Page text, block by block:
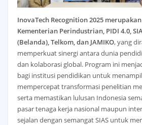
InovaTech Recognition 2025
Kementerian Perindustrian, PIDI 4.0,
(Belanda), Telkom, dan JAMIKO, yang
memperkuat sinergi antara dunia
dan kolaborasi global. Program ini
bagi institusi pendidikan untuk
mempercepat transformasi penelitian
serta memastikan lulusan Indonesia
pasar tenaga kerja nasional maupun
sejalan dengan semangat SIAS untuk